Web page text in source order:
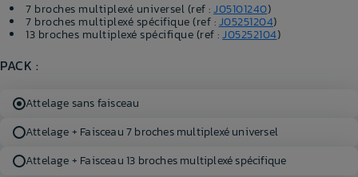
7 broches multiplexé universel (ref :J05101240)
7 broches multiplexé spécifique (ref :J05251204)
13 broches multiplexé spécifique (ref :J05252104)
PACK :
Attelage sans faisceau
Attelage + Faisceau 7 broches multiplexé universel
Attelage + Faisceau 13 broches multiplexé spécifique